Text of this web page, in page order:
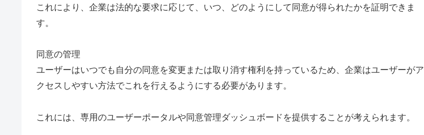
これにより、企業は法的な要求に応じて、いつ、どのようにして同意が得られたかを証明できま
す。
同意の管理
ユーザーはいつでも自分の同意を変更または取り消す権利を持っているため、企業はユーザーがア
クセスしやすい方法でこれを行えるようにする必要があります。
これには、専用のユーザーポータルや同意管理ダッシュボードを提供することが考えられます。